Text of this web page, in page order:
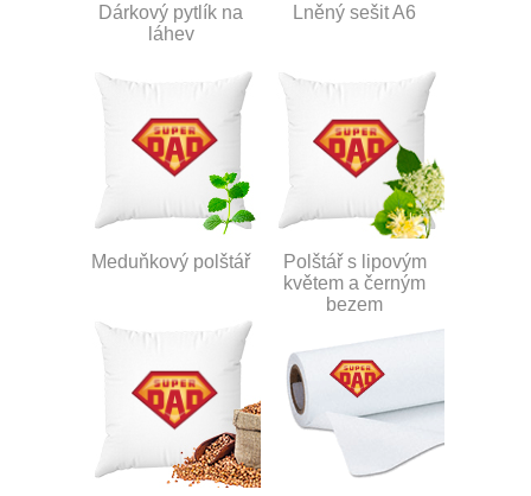
Dárkový pytlík na
láhev
Lněný sešit A6
Meduňkový polštář
Polštář s lipovým
květem a černým
bezem